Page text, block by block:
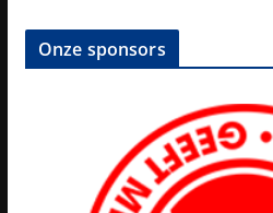
Onze sponsors